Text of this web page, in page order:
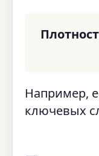
Например,
ключевых